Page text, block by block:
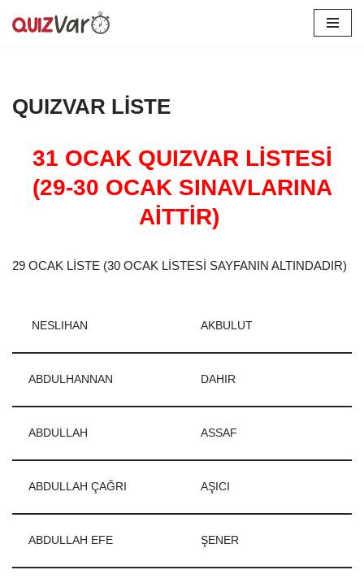
QUIZVAR LİSTE
31 OCAK QUIZVAR LİSTESİ
(29-30 OCAK SINAVLARINA
AİTTİR)
29 OCAK LİSTE (30 OCAK LİSTESİ SAYFANIN ALTINDADIR)
NESLIHAN AKBULUT
ABDULHANNAN DAHIR
ABDULLAH ASSAF
ABDULLAH ÇAĞRI AŞICI
ABDULLAH EFE ŞENER